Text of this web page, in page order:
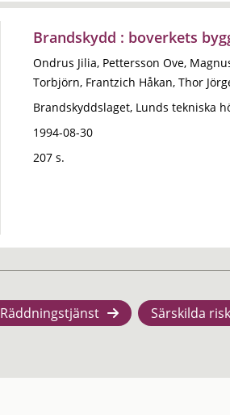
Brandskydd : boverkets
Ondrus Jilia, Pettersson Ove,
Torbjörn, Frantzich Håkan, Thor
Brandskyddslaget, Lunds tekniska
1994-08-30
207 s.
Räddningstjänst Särskilda